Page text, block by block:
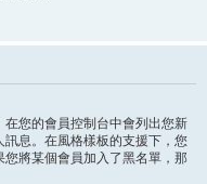
您的會員控制台中會列出您新
息。在風格樣板的支援下，您
將某個會員加入了黑名單，那